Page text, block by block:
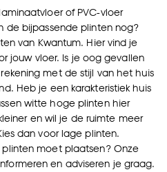
of PVC-vloer
de bijpassende plinten nog?
van Kwantum. Hier vind je
jouw vloer. Is je oog gevallen
met de stijl van het huis
Heb je een karakteristiek huis
witte hoge plinten hier
en wil je de ruimte meer
dan voor lage plinten.
moet plaatsen? Onze
en adviseren je graag.